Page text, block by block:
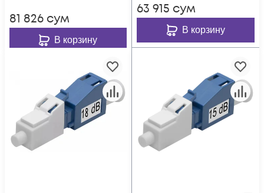
81 826 сум
В корзину
63 915 сум
В корзину